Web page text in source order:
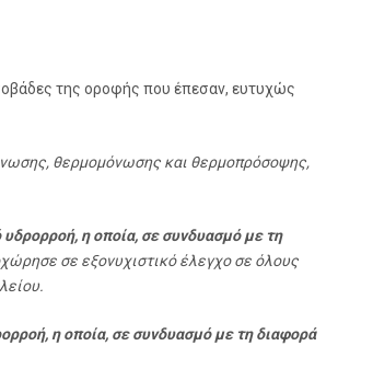
της οροφής που έπεσαν, ευτυχώς
θερμομόνωσης και θερμοπρόσοψης,
υδρορροή, η οποία, σε συνδυασμό με τη
σε εξονυχιστικό έλεγχο σε όλους
η οποία, σε συνδυασμό με τη διαφορά